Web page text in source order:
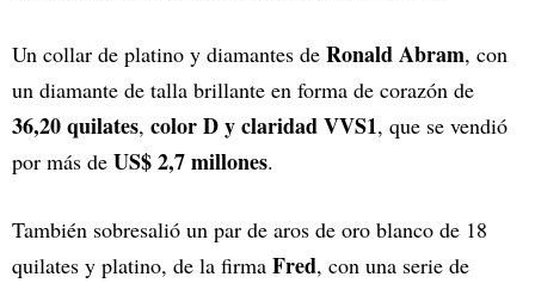
Un collar de platino y diamantes de Ronald Abram, con
un diamante de talla brillante en forma de corazón de
36,20 quilates, color D y claridad VVS1, que se vendió
por más de US$ 2,7 millones.
También sobresalió un par de aros de oro blanco de 18
quilates y platino, de la firma Fred, con una serie de